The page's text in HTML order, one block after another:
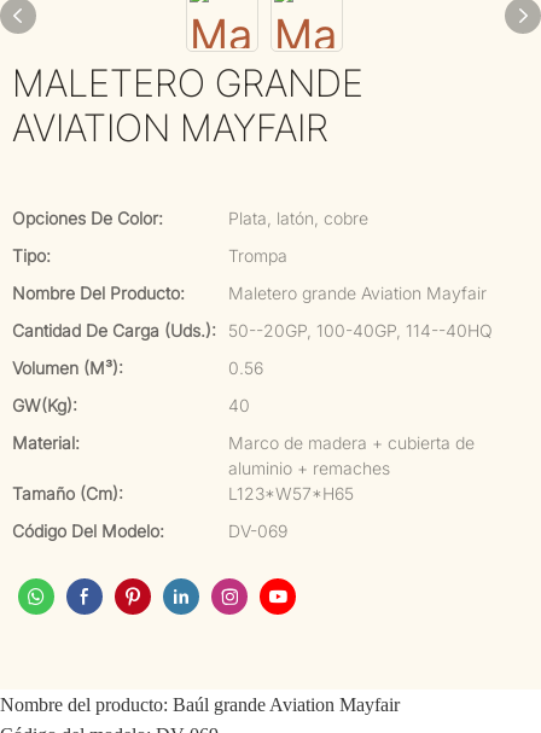
MALETERO GRANDE
AVIATION MAYFAIR
Opciones De Color:
Plata, latón, cobre
Tipo:
Trompa
Nombre Del Producto:
Maletero grande Aviation Mayfair
Cantidad De Carga (uds.):
50--20GP, 100-40GP, 114--40HQ
Volumen (m³):
0.56
GW(kg):
40
Material:
Marco de madera + cubierta de
aluminio + remaches
Tamaño (cm):
L123*W57*H65
Código Del Modelo:
DV-069
Nombre del producto: Baúl grande Aviation Mayfair